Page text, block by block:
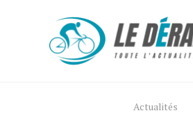
Actualités